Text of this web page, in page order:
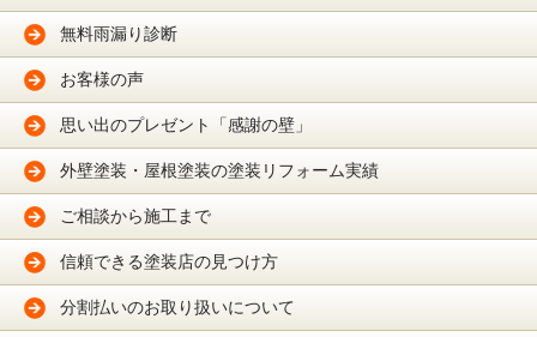
無料雨漏り診断
お客様の声
思い出のプレゼント「感謝の壁」
外壁塗装・屋根塗装の塗装リフォーム実績
ご相談から施工まで
信頼できる塗装店の見つけ方
分割払いのお取り扱いについて